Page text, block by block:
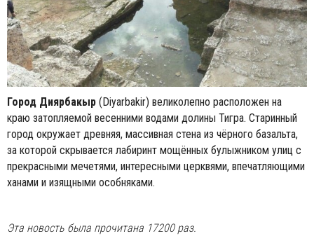
Город Диярбакыр (Diyarbakir) великолепно расположен на
краю затопляемой весенними водами долины Тигра. Старинный
город окружает древняя, массивная стена из чёрного базальта,
за которой скрывается лабиринт мощённых булыжником улиц с
прекрасными мечетями, интересными церквями, впечатляющими
ханами и изящными особняками.
Эта новость была прочитана 17200 раз.